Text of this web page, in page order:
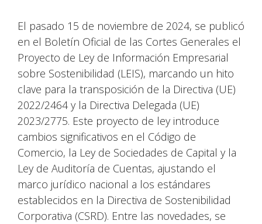
El pasado 15 de noviembre de 2024, se publicó
en el Boletín Oficial de las Cortes Generales el
Proyecto de Ley de Información Empresarial
sobre Sostenibilidad (LEIS), marcando un hito
clave para la transposición de la Directiva (UE)
2022/2464 y la Directiva Delegada (UE)
2023/2775. Este proyecto de ley introduce
cambios significativos en el Código de
Comercio, la Ley de Sociedades de Capital y la
Ley de Auditoría de Cuentas, ajustando el
marco jurídico nacional a los estándares
establecidos en la Directiva de Sostenibilidad
Corporativa (CSRD). Entre las novedades, se